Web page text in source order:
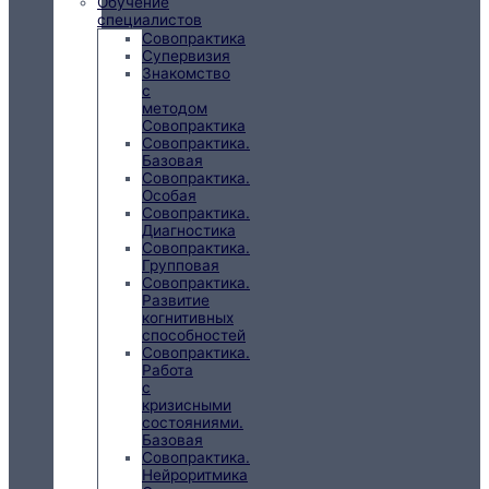
специалистов
Совопрактика
Супервизия
Знакомство
с
методом
Совопрактика
Совопрактика.
Базовая
Совопрактика.
Особая
Совопрактика.
Диагностика
Совопрактика.
Групповая
Совопрактика.
Развитие
когнитивных
способностей
Совопрактика.
Работа
с
кризисными
состояниями.
Базовая
Совопрактика.
Нейроритмика